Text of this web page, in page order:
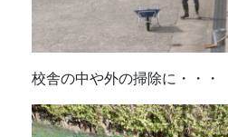
校舎の中や外の掃除に・・・